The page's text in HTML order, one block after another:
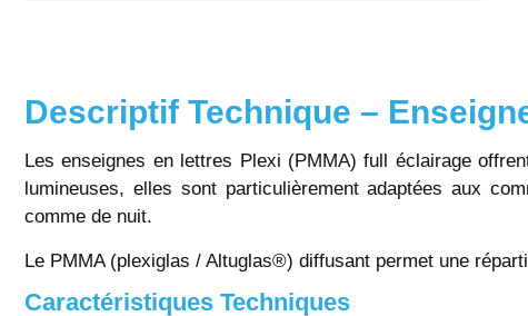
Descriptif Technique –
Les enseignes en lettres Plexi (PMMA) full éclairage
lumineuses, elles sont particulièrement adaptées aux
comme de nuit.
Le PMMA (plexiglas / Altuglas®) diffusant permet une
Caractéristiques Techniques